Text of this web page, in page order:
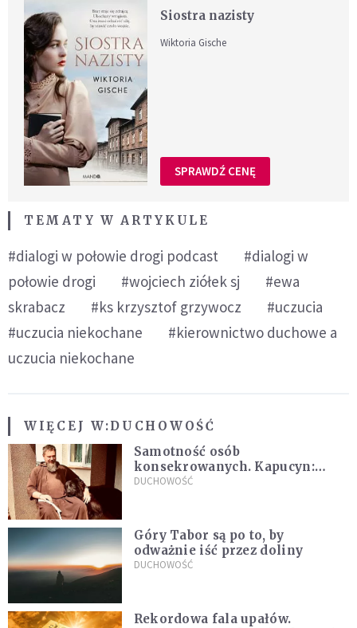
Siostra nazisty
Wiktoria Gische
SPRAWDŹ CENĘ
TEMATY W ARTYKULE
#dialogi w połowie drogi podcast
#dialogi w
połowie drogi
#wojciech ziółek sj
#ewa
skrabacz
#ks krzysztof grzywocz
#uczucia
#uczucia niekochane
#kierownictwo duchowe a
uczucia niekochane
WIĘCEJ W:DUCHOWOŚĆ
Samotność osób
konsekrowanych. Kapucyn:
Życie w pojedynkę rzadko jest
DUCHOWOŚĆ
Góry Tabor są po to, by
odważnie iść przez doliny
DUCHOWOŚĆ
Rekordowa fala upałów.